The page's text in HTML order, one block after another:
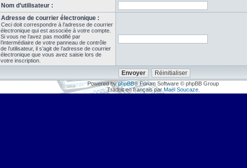
Nom d’utilisateur :
Adresse de courrier électronique :
Ceci doit correspondre à l’adresse de courrier
électronique qui est associée à votre compte.
Si vous ne l’avez pas modifié par
l’intermédiaire de votre panneau de contrôle
de l’utilisateur, il s’agit de l’adresse de courrier
électronique que vous avez saisie lors de
votre inscription.
Powered byphpBB® Forum Software © phpBB Group
Traduit en français par Maël Soucaze.